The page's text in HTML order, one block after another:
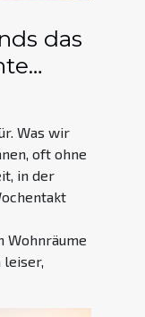
das
Was wir
oft ohne
in der
Wohnräume
leiser,